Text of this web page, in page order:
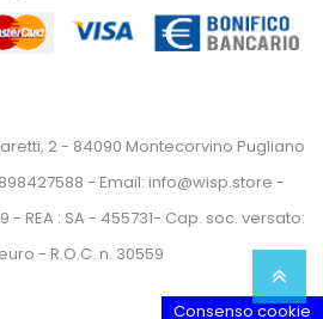
2 - 84090 Montecorvino Pugliano
- Email: info@wisp.store -
- REA : SA - 455731- Cap. soc. versato:
- R.O.C. n. 30559
Consenso cookie